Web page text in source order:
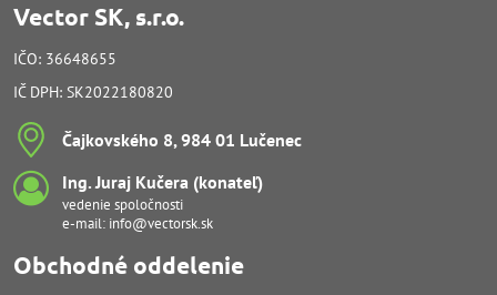
Vector SK, s.r.o.
IČO: 36648655
IČ DPH: SK2022180820
Čajkovského 8, 984 01 Lučenec
Ing​. Juraj Kučera (konateľ)
vedenie spoločnosti
e-mail: info@vectorsk.sk
Obchodné oddelenie